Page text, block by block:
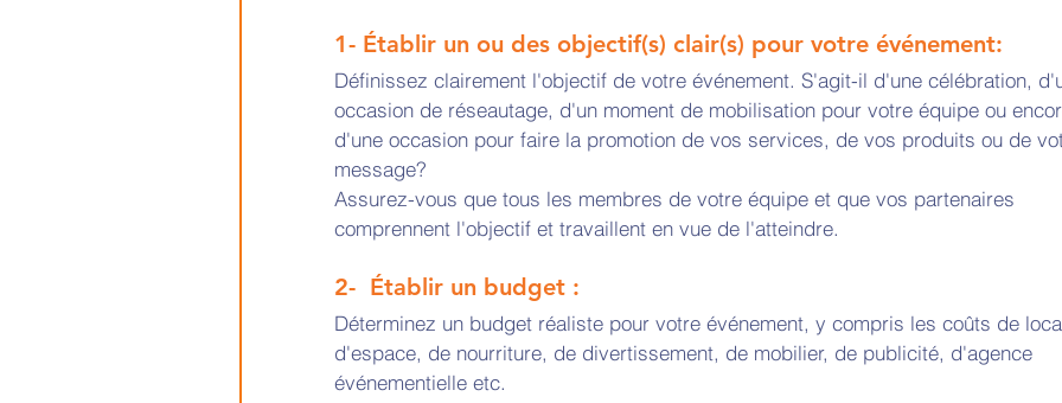
1- Établir un ou des objectif(s) clair(s) pour votre événement:
Définissez clairement l'objectif de votre événement. S'agit-il d'une célébration,
occasion de réseautage, d'un moment de mobilisation pour votre équipe ou
d'une occasion pour faire la promotion de vos services, de vos produits ou de
message?
Assurez-vous que tous les membres de votre équipe et que vos partenaires
comprennent l'objectif et travaillent en vue de l'atteindre.
2-  Établir un budget :
Déterminez un budget réaliste pour votre événement, y compris les coûts de
d'espace, de nourriture, de divertissement, de mobilier, de publicité, d'agence
événementielle etc.